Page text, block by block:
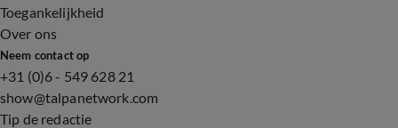
Toegankelijkheid
Over ons
Neem contact op
+31 (0)6 - 549 628 21
show@talpanetwork.com
Tip de redactie